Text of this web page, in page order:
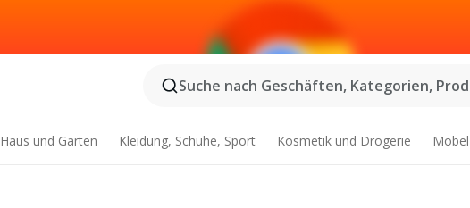
Suche nach Geschäften, Kategorien,
Haus und Garten Kleidung, Schuhe, Sport Kosmetik und Drogerie Möbel